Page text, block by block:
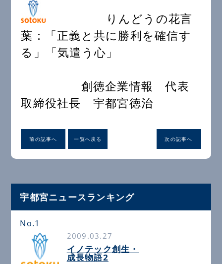
りんどうの花言
葉：「正義と共に勝利を確信す
る」「気遣う心」
創徳企業情報 代表
取締役社長 宇都宮徳治
前の記事へ 一覧へ戻る 次の記事へ
宇都宮ニュースランキング
No.1
2009.03.27
イノテック創生・
成長物語2